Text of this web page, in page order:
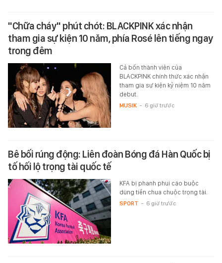
"Chữa cháy" phút chót: BLACKPINK xác nhận
tham gia sự kiện 10 năm, phía Rosé lên tiếng ngay
trong đêm
Cả bốn thành viên của
BLACKPINK chính thức xác nhận
tham gia sự kiện kỷ niệm 10 năm
debut.
MUSIK - 6 giờ trước
Bê bối rúng động: Liên đoàn Bóng đá Hàn Quốc bị
tố hối lộ trọng tài quốc tế
KFA bị phanh phui cáo buộc
dùng tiền chua chuộc trọng tài.
SPORT - 6 giờ trước